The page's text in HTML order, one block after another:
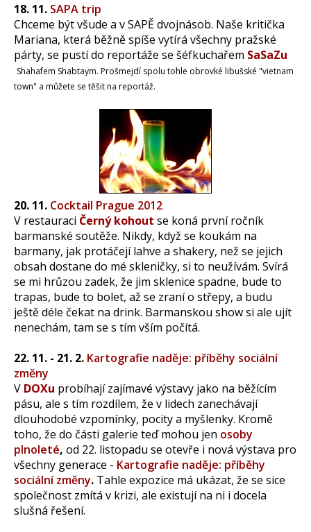
18. 11. SAPA trip
Chceme být všude a v SAPĚ dvojnásob. Naše kritička
Mariana, která běžně spíše vytírá všechny pražské
párty, se pustí do reportáže se šéfkuchařem SaSaZu
Shahafem Shabtaym. Prošmejdí spolu tohle obrovké libušské "vietnam
town" a můžete se těšit na reportáž.
20. 11. Cocktail Prague 2012
V restauraci Černý kohout se koná první ročník
barmanské soutěže. Nikdy, když se koukám na
barmany, jak protáčejí lahve a shakery, než se jejich
obsah dostane do mé skleničky, si to neužívám. Svírá
se mi hrůzou zadek, že jim sklenice spadne, bude to
trapas, bude to bolet, až se zraní o střepy, a budu
ještě déle čekat na drink. Barmanskou show si ale ujít
nenechám, tam se s tím vším počítá.
22. 11. - 21. 2. Kartografie naděje: příběhy sociální
změny
V DOXu probíhají zajímavé výstavy jako na běžícím
pásu, ale s tím rozdílem, že v lidech zanechávají
dlouhodobé vzpomínky, pocity a myšlenky. Kromě
toho, že do části galerie teď mohou jen osoby
plnoleté, od 22. listopadu se otevře i nová výstava pro
všechny generace - Kartografie naděje: příběhy
sociální změny. Tahle expozice má ukázat, že se sice
společnost zmítá v krizi, ale existují na ni i docela
slušná řešení.